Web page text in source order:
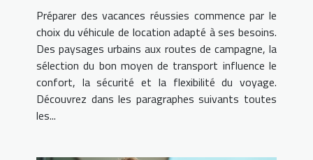
Préparer des vacances réussies commence par le
choix du véhicule de location adapté à ses besoins.
Des paysages urbains aux routes de campagne, la
sélection du bon moyen de transport influence le
confort, la sécurité et la flexibilité du voyage.
Découvrez dans les paragraphes suivants toutes
les...